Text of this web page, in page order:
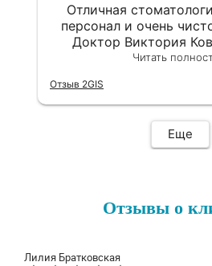
Отличная
персонал и очень
Доктор Виктория
настоящий
боли. Все этапы
подробно объяснили
качественные
обращаться
рекомендовать
Читать
Отзыв 2GIS
Еще
Отзывы о
Лилия Братковская